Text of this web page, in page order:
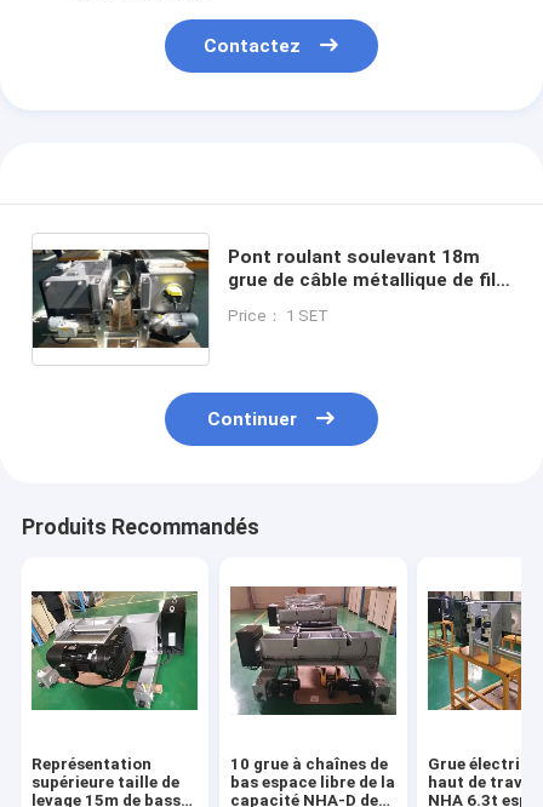
Contactez
Pont roulant soulevant 18m
grue de câble métallique de fil
Price： 1 SET
Continuer
Produits Recommandés
Représentation
supérieure taille de
levage 15m de basse
10 grue à chaînes de
bas espace libre de la
capacité NHA-D de
Grue
haut de travail
NHA 6.3t